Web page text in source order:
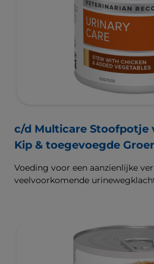
c/d Multicare Stoofpotje
Kip & toegevoegde
Voeding voor een aanzienlijke
veelvoorkomende